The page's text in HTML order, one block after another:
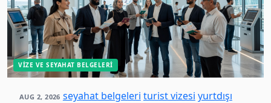
VIZE VE SEYAHAT BELGELERI
AUG 2, 2026 seyahat belgeleri turist vizesi yurtdışı